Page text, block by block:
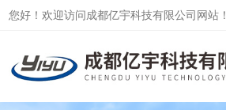
您好！欢迎访问成都亿宇科技有限公司网站！